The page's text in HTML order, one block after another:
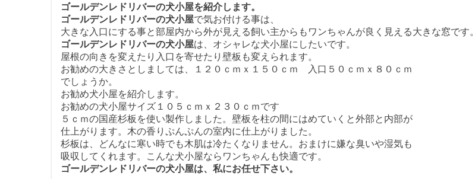
ゴールデンレドリバーの犬小屋を紹介します。
ゴールデンレドリバーの犬小屋で気お付ける事は、
大きな入口にする事と部屋内から外が見える飼い主からもワンちゃんが良く見える大きな窓です。
ゴールデンレドリバーの犬小屋は、オシャレな犬小屋にしたいです。
屋根の向きを変えたり入口を寄せたり壁板も変えられます。
お勧めの大きさとしましては、１２０ｃｍｘ１５０ｃｍ 入口５０ｃｍｘ８０ｃｍ
でしょうか。
お勧め犬小屋を紹介します。
お勧めの犬小屋サイズ１０５ｃｍｘ２３０ｃｍです
５ｃｍの国産杉板を使い製作しました。壁板を柱の間にはめていくと外部と内部が
仕上がります。木の香りぷんぷんの室内に仕上がりました。
杉板は、どんなに寒い時でも木肌は冷たくなりません。おまけに嫌な臭いや湿気も
吸収してくれます。こんな犬小屋ならワンちゃんも快適です。
ゴールデンレドリバーの犬小屋は、私にお任せ下さい。